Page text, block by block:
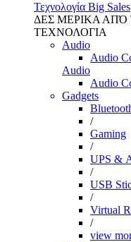
Τεχνολογία Big Sales
ΔΕΣ ΜΕΡΙΚΑ ΑΠΌ
ΤΕΧΝΟΛΟΓΙΑ
Audio
Audio
Audio
Audio
Gadgets
/
Gaming
/
UPS &
/
USB
/
Virtual
/
view